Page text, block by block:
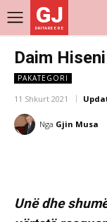
GJ
DRITARE E RE
Daim Hiseni
PAKATEGORI
11 Shkurt 2021
Nga Gjin Musa
Unë dhe